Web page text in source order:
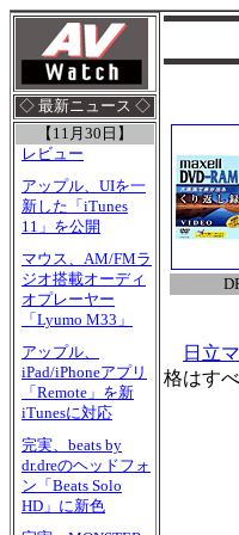
◇ 最新ニュース ◇
【11月30日】
レビュー
アップル、UIを一
新した「iTunes
11」を公開
マウス、AM/FMラ
ジオ搭載オーディ
オプレーヤー
「Lyumo M33」
アップル、
iPad/iPhoneアプリ
「Remote」を新
iTunesに対応
完実、beats by
dr.dreのヘッドフォ
ン「Beats Solo
HD」に新色
日立
格はす